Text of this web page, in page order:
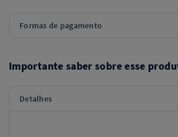
Formas de pagamento
Importante saber sobre esse
Detalhes